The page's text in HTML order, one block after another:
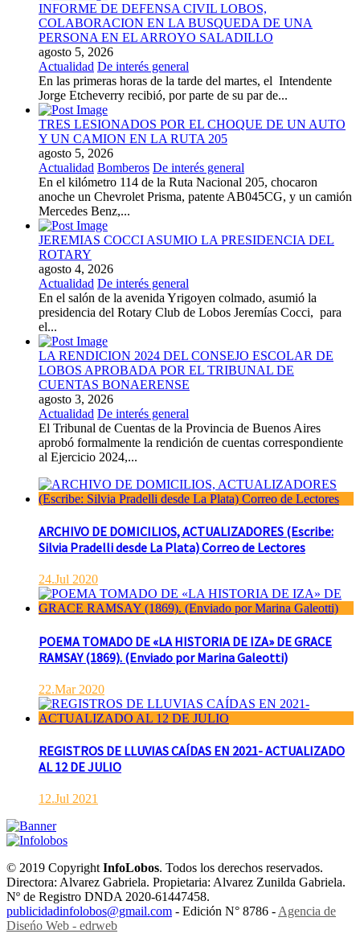
INFORME DE DEFENSA CIVIL LOBOS,
COLABORACION EN LA BUSQUEDA DE UNA
PERSONA EN EL ARROYO SALADILLO
agosto 5, 2026
Actualidad De interés general
En las primeras horas de la tarde del martes, el Intendente
Jorge Etcheverry recibió, por parte de su par de...
TRES LESIONADOS POR EL CHOQUE DE UN AUTO
Y UN CAMION EN LA RUTA 205
agosto 5, 2026
Actualidad Bomberos De interés general
En el kilómetro 114 de la Ruta Nacional 205, chocaron
anoche un Chevrolet Prisma, patente AB045CG, y un camión
Mercedes Benz,...
JEREMIAS COCCI ASUMIO LA PRESIDENCIA DEL
ROTARY
agosto 4, 2026
Actualidad De interés general
En el salón de la avenida Yrigoyen colmado, asumió la
presidencia del Rotary Club de Lobos Jeremías Cocci, para
el...
LA RENDICION 2024 DEL CONSEJO ESCOLAR DE
LOBOS APROBADA POR EL TRIBUNAL DE
CUENTAS BONAERENSE
agosto 3, 2026
Actualidad De interés general
El Tribunal de Cuentas de la Provincia de Buenos Aires
aprobó formalmente la rendición de cuentas correspondiente
al Ejercicio 2024,...
ARCHIVO DE DOMICILIOS, ACTUALIZADORES (Escribe:
Silvia Pradelli desde La Plata) Correo de Lectores
24.Jul 2020
POEMA TOMADO DE «LA HISTORIA DE IZA» DE GRACE
RAMSAY (1869). (Enviado por Marina Galeotti)
22.Mar 2020
REGISTROS DE LLUVIAS CAÍDAS EN 2021- ACTUALIZADO
AL 12 DE JULIO
12.Jul 2021
© 2019 CopyrightInfoLobos. Todos los derechos reservados.
Directora: Alvarez Gabriela. Propietaria: Alvarez Zunilda Gabriela.
Nº de Registro DNDA 2020-61447458.
publicidadinfolobos@gmail.com - Edición N° 8786 -Agencia de
Diseńo Web - edrweb